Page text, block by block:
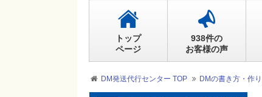
DM発送代行センター TOP DMの書き方・作
トップ
ページ
938件の
お客様の声